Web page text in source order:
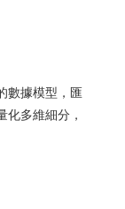
數據模型，匯
化多維細分，